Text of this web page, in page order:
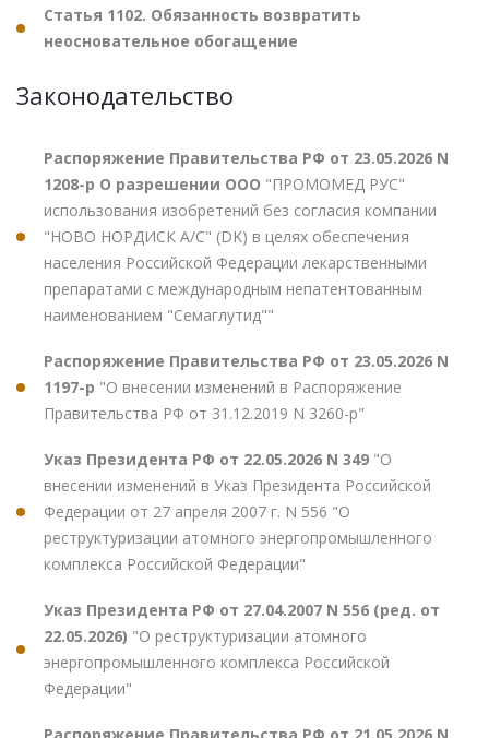
Статья 1102. Обязанность возвратить
неосновательное обогащение
Законодательство
Распоряжение Правительства РФ от 23.05.2026 N
1208-р О разрешении ООО "ПРОМОМЕД РУС"
использования изобретений без согласия компании
"НОВО НОРДИСК А/С" (DK) в целях обеспечения
населения Российской Федерации лекарственными
препаратами с международным непатентованным
наименованием "Семаглутид""
Распоряжение Правительства РФ от 23.05.2026 N
1197-р "О внесении изменений в Распоряжение
Правительства РФ от 31.12.2019 N 3260-р"
Указ Президента РФ от 22.05.2026 N 349 "О
внесении изменений в Указ Президента Российской
Федерации от 27 апреля 2007 г. N 556 "О
реструктуризации атомного энергопромышленного
комплекса Российской Федерации"
Указ Президента РФ от 27.04.2007 N 556 (ред. от
22.05.2026) "О реструктуризации атомного
энергопромышленного комплекса Российской
Федерации"